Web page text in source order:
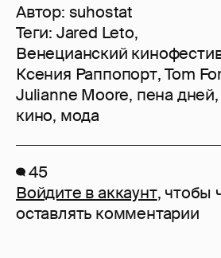
Автор: suhostat
Теги: Jared Leto,
Венецианский
Ксения Раппопорт,Tom
Julianne Moore, пена дней,
кино, мода
45
Войдите в аккаунт, чтобы
оставлять комментарии